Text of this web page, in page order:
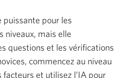
puissante pour les
niveaux, mais elle
questions et les vérifications
commencez au niveau
et utilisez l’IA pour